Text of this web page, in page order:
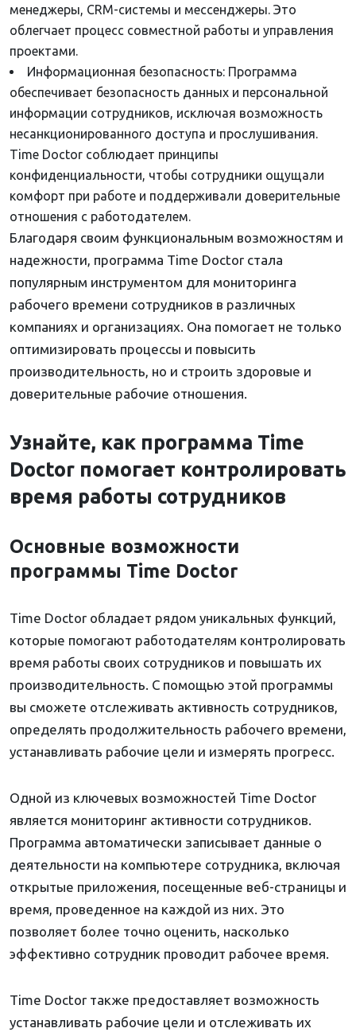
менеджеры, CRM-системы и мессенджеры. Это
облегчает процесс совместной работы и управления
проектами.
Информационная безопасность: Программа
обеспечивает безопасность данных и персональной
информации сотрудников, исключая возможность
несанкционированного доступа и прослушивания.
Time Doctor соблюдает принципы
конфиденциальности, чтобы сотрудники ощущали
комфорт при работе и поддерживали доверительные
отношения с работодателем.
Благодаря своим функциональным возможностям и
надежности, программа Time Doctor стала
популярным инструментом для мониторинга
рабочего времени сотрудников в различных
компаниях и организациях. Она помогает не только
оптимизировать процессы и повысить
производительность, но и строить здоровые и
доверительные рабочие отношения.
Узнайте, как программа Time
Doctor помогает контролировать
время работы сотрудников
Основные возможности
программы Time Doctor
Time Doctor обладает рядом уникальных функций,
которые помогают работодателям контролировать
время работы своих сотрудников и повышать их
производительность. С помощью этой программы
вы сможете отслеживать активность сотрудников,
определять продолжительность рабочего времени,
устанавливать рабочие цели и измерять прогресс.
Одной из ключевых возможностей Time Doctor
является мониторинг активности сотрудников.
Программа автоматически записывает данные о
деятельности на компьютере сотрудника, включая
открытые приложения, посещенные веб-страницы и
время, проведенное на каждой из них. Это
позволяет более точно оценить, насколько
эффективно сотрудник проводит рабочее время.
Time Doctor также предоставляет возможность
устанавливать рабочие цели и отслеживать их